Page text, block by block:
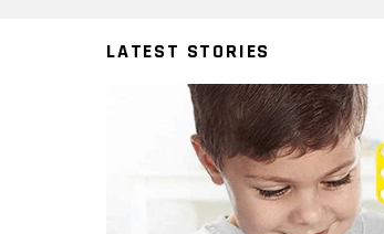
LATEST STORIES